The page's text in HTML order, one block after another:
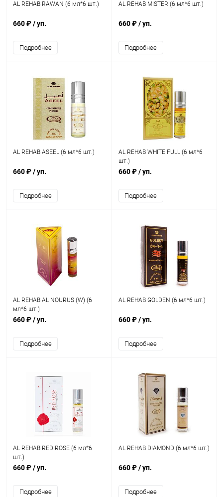
AL REHAB RAWAN (6 мл*6 шт.)
660 ₽/ уп.
Подробнее
AL REHAB MISTER (6 мл*6 шт.)
660 ₽/ уп.
Подробнее
AL REHAB ASEEL (6 мл*6 шт.)
660 ₽/ уп.
Подробнее
AL REHAB WHITE FULL (6 мл*6
шт.)
660 ₽/ уп.
Подробнее
AL REHAB AL NOURUS (W) (6
мл*6 шт.)
660 ₽/ уп.
Подробнее
AL REHAB GOLDEN (6 мл*6 шт.)
660 ₽/ уп.
Подробнее
AL REHAB RED ROSE (6 мл*6
шт.)
660 ₽/ уп.
Подробнее
AL REHAB DIAMOND (6 мл*6 шт.)
660 ₽/ уп.
Подробнее